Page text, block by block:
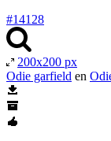
#14128
200x200 px
Odie garfield en